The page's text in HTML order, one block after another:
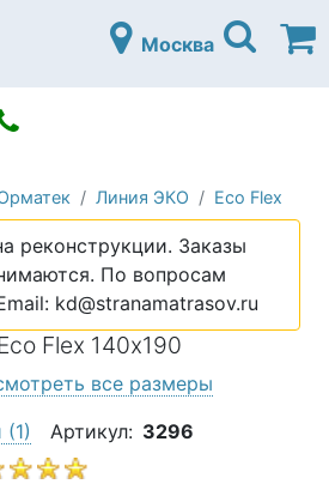
матрасов
белье)
матрасы)
кровати)
Москва
Линия ЭКО Eco Flex
реконструкции. Заказы
По вопросам
kd@stranamatrasov.ru
Flex 140х190
все размеры
(1) Артикул: 3296